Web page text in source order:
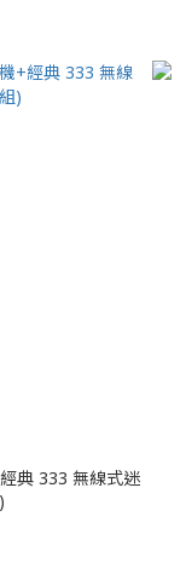
典 333 無線式迷